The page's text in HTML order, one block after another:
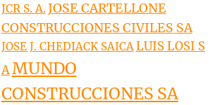
JCR S. A.JOSE CARTELLONE
CONSTRUCCIONES CIVILES SA
JOSE J. CHEDIACK SAICALUIS LOSI S
AMUNDO
CONSTRUCCIONES SA